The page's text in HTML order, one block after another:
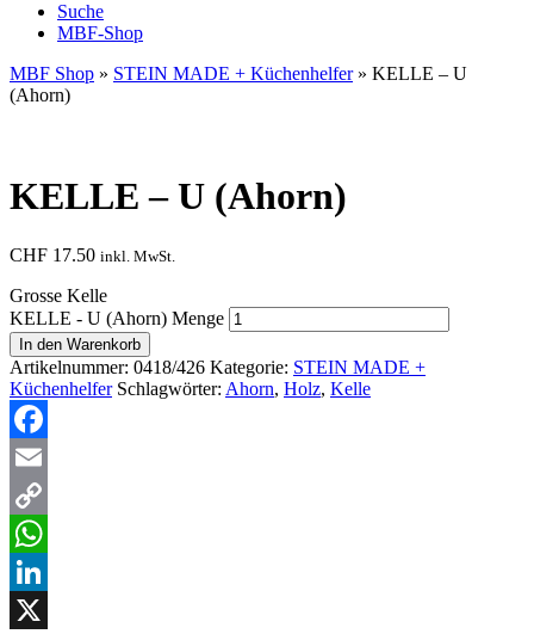
Suche
MBF-Shop
MBF Shop » STEIN MADE + Küchenhelfer» KELLE – U
(Ahorn)
KELLE – U (Ahorn)
CHF 17.50 inkl. MwSt.
Grosse Kelle
KELLE - U (Ahorn) Menge
In den Warenkorb
Artikelnummer: 0418/426 Kategorie: STEIN MADE +
Küchenhelfer Schlagwörter: Ahorn, Holz, Kelle
Facebook
Email
Copy
Link
WhatsApp
LinkedIn